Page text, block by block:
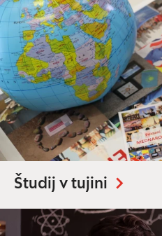
Študij v tujini